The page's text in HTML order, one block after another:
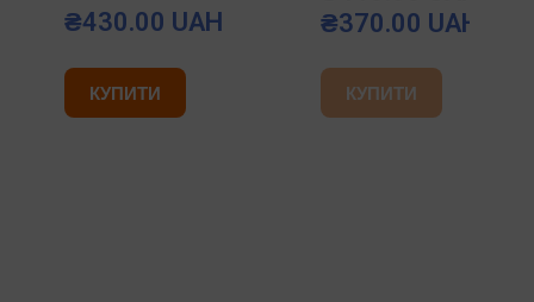
₴430.00 UAH
КУПИТИ
₴370.00 UAH
КУПИТИ